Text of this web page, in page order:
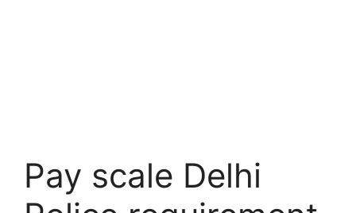
Pay scale Delhi